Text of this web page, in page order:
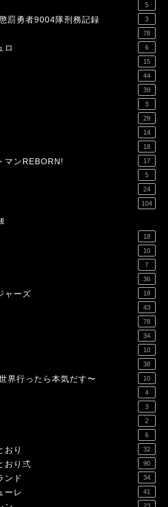
5
罰勇者9004隊刑務記録 3
78
ロ 6
15
44
39
3
29
14
18
マンREBORN! 17
5
24
104
18
10
7
36
ャーズ 18
43
78
34
10
38
界行ったら本気だす〜 10
4
3
2
6
おり 32
おり弍 90
ンド 34
ーレ 41